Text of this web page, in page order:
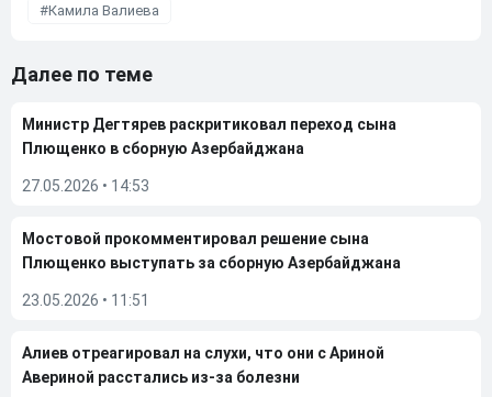
Камила Валиева
Далее по теме
Министр Дегтярев раскритиковал переход сына
Плющенко в сборную Азербайджана
27.05.2026 • 14:53
Мостовой прокомментировал решение сына
Плющенко выступать за сборную Азербайджана
23.05.2026 • 11:51
Алиев отреагировал на слухи, что они с Ариной
Авериной расстались из-за болезни